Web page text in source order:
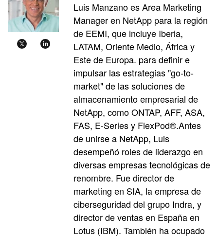
Luis Manzano es Area Marketing
Manager en NetApp para la región
de EEMI, que incluye Iberia,
LATAM, Oriente Medio, África y
Este de Europa. para definir e
impulsar las estrategias "go-to-
market" de las soluciones de
almacenamiento empresarial de
NetApp, como ONTAP, AFF, ASA,
FAS, E-Series y FlexPod®.Antes
de unirse a NetApp, Luis
desempeñó roles de liderazgo en
diversas empresas tecnológicas de
renombre. Fue director de
marketing en SIA, la empresa de
ciberseguridad del grupo Indra, y
director de ventas en España en
Lotus (IBM). También ha ocupado